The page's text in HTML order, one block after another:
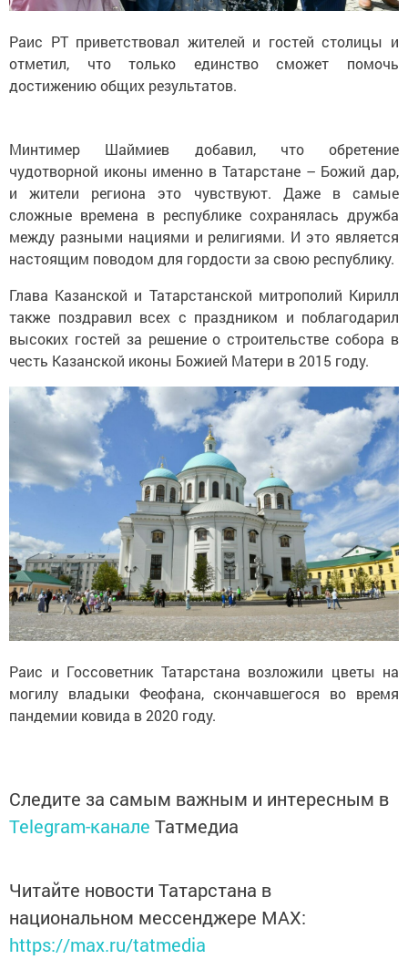
Раис РТ приветствовал жителей и гостей столицы и
отметил, что только единство сможет помочь
достижению общих результатов.
Минтимер Шаймиев добавил, что обретение
чудотворной иконы именно в Татарстане – Божий дар,
и жители региона это чувствуют. Даже в самые
сложные времена в республике сохранялась дружба
между разными нациями и религиями. И это является
настоящим поводом для гордости за свою республику.
Глава Казанской и Татарстанской митрополий Кирилл
также поздравил всех с праздником и поблагодарил
высоких гостей за решение о строительстве собора в
честь Казанской иконы Божией Матери в 2015 году.
Раис и Госсоветник Татарстана возложили цветы на
могилу владыки Феофана, скончавшегося во время
пандемии ковида в 2020 году.
Следите за самым важным и интересным в
Telegram-канале Татмедиа
Читайте новости Татарстана в
национальном мессенджере MАХ:
https://max.ru/tatmedia